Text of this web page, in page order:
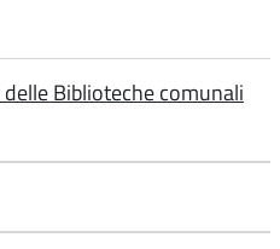
2
// Quartiere 3
Niccolò Acciaioli - mercato
Biblioteche comunali